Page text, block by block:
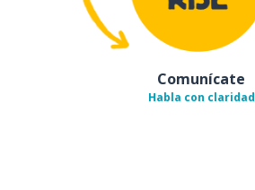
Comunícate
Habla con claridad